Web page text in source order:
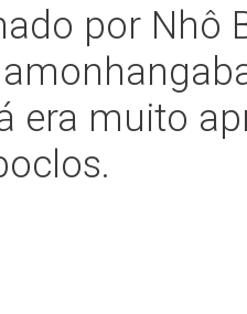
por Nhô
era muito